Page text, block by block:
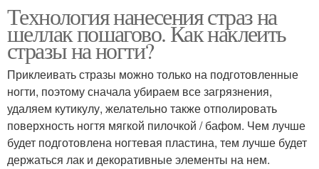
Технология нанесения страз на
шеллак пошагово. Как наклеить
стразы на ногти?
Приклеивать стразы можно только на подготовленные
ногти, поэтому сначала убираем все загрязнения,
удаляем кутикулу, желательно также отполировать
поверхность ногтя мягкой пилочкой / бафом. Чем лучше
будет подготовлена ногтевая пластина, тем лучше будет
держаться лак и декоративные элементы на нем.